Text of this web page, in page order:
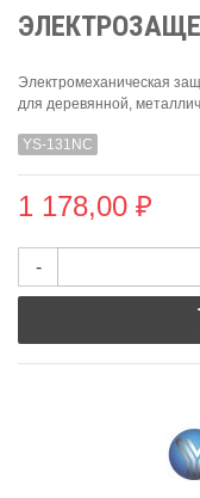
Электромеханическая
для деревянной,
YS-131NC
1 178,00 ₽
-